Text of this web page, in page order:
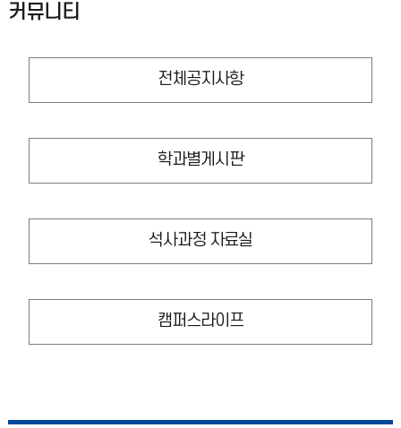
커뮤니티
전체공지사항
학과별게시판
석사과정 자료실
캠퍼스라이프